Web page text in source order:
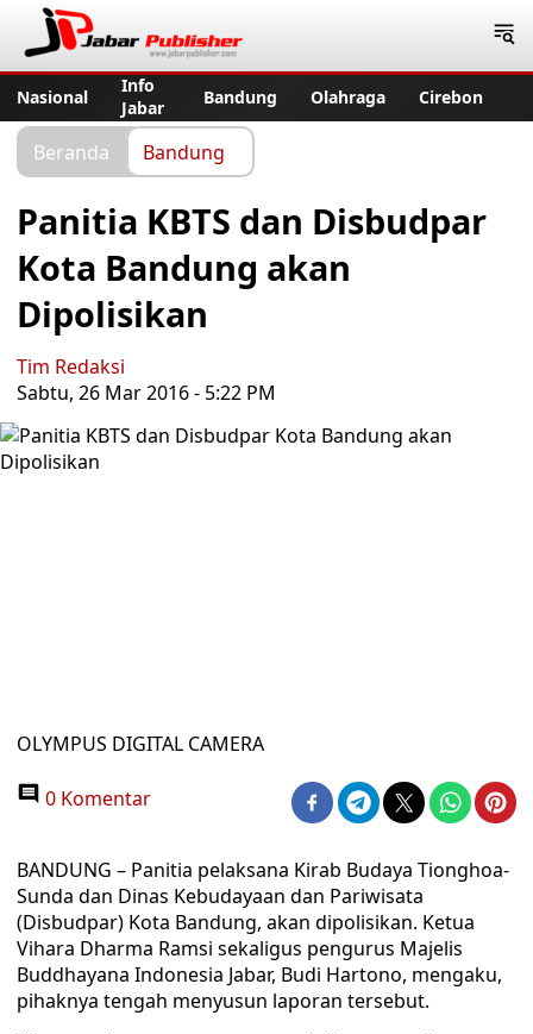
Nasional
Info
Jabar
Bandung Olahraga Cirebon
Beranda Bandung
Panitia KBTS dan Disbudpar
Kota Bandung akan
Dipolisikan
Tim Redaksi
Sabtu, 26 Mar 2016 - 5:22 PM
OLYMPUS DIGITAL CAMERA
0 Komentar
BANDUNG – Panitia pelaksana Kirab Budaya Tionghoa-
Sunda dan Dinas Kebudayaan dan Pariwisata
(Disbudpar) Kota Bandung, akan dipolisikan. Ketua
Vihara Dharma Ramsi sekaligus pengurus Majelis
Buddhayana Indonesia Jabar, Budi Hartono, mengaku,
pihaknya tengah menyusun laporan tersebut.